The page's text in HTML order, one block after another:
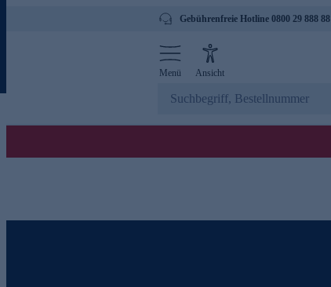
Gebührenfreie Hotline 0800 29 888 88
Menü Ansicht